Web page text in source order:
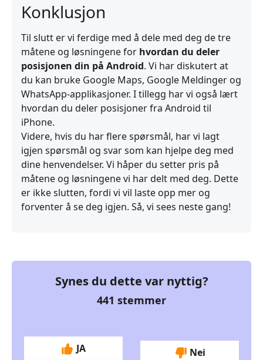
Konklusjon
Til slutt er vi ferdige med å dele med deg de tre
måtene og løsningene for hvordan du deler
posisjonen din på Android. Vi har diskutert at
du kan bruke Google Maps, Google Meldinger og
WhatsApp-applikasjoner. I tillegg har vi også lært
hvordan du deler posisjoner fra Android til
iPhone.
Videre, hvis du har flere spørsmål, har vi lagt
igjen spørsmål og svar som kan hjelpe deg med
dine henvendelser. Vi håper du setter pris på
måtene og løsningene vi har delt med deg. Dette
er ikke slutten, fordi vi vil laste opp mer og
forventer å se deg igjen. Så, vi sees neste gang!
Synes du dette var nyttig?
441 stemmer
JA Nei